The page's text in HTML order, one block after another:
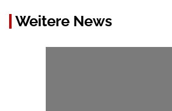
Weitere News